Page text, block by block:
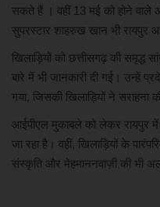
सकते हैं । वहीं 13 मई को होने
सुपरस्टार शाहरुख खान भी रायपुर
खिलाड़ियों को छत्तीसगढ़ की समृद्ध
बारे में भी जानकारी दी गई। उन्हें
गया, जिसकी खिलाड़ियों ने सराहना
आईपीएल मुकाबले को लेकर रायपुर में
जा रहा है। वहीं, खिलाड़ियों के
संस्कृति और मेहमाननवाज़ी की भी